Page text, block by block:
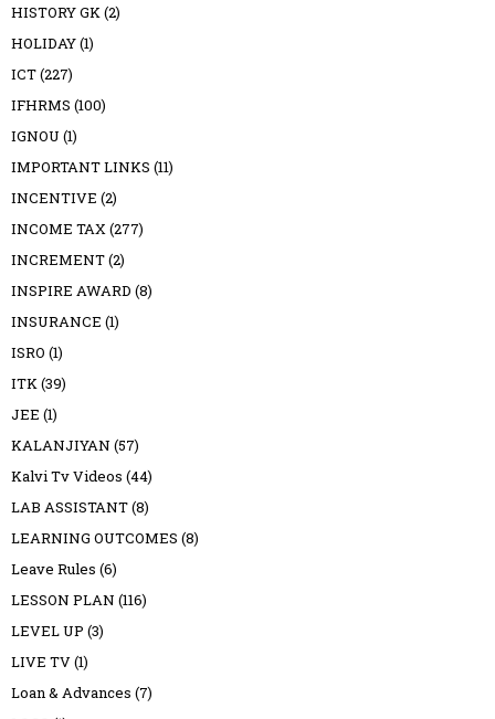
HISTORY GK(2)
HOLIDAY(1)
ICT(227)
IFHRMS (100)
IGNOU (1)
IMPORTANT LINKS (11)
INCENTIVE (2)
INCOME TAX(277)
INCREMENT(2)
INSPIRE AWARD (8)
INSURANCE (1)
ISRO (1)
ITK(39)
JEE (1)
KALANJIYAN (57)
Kalvi Tv Videos (44)
LAB ASSISTANT(8)
LEARNING OUTCOMES (8)
Leave Rules (6)
LESSON PLAN (116)
LEVEL UP (3)
LIVE TV(1)
Loan & Advances (7)